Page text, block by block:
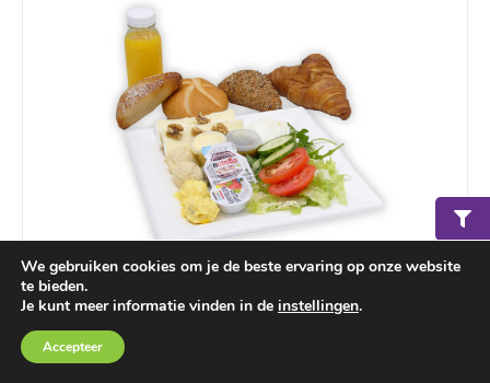
Lunch de luxe
Luxe harde broodjes (2 p.p.) belegd met brie, Goudse
kaas, roomkaas, Parmaham, rosbief, fricandeau en
We gebruiken cookies om je de beste ervaring op onze website
te bieden.
Je kunt meer informatie vinden in de instellingen.
Accepteer